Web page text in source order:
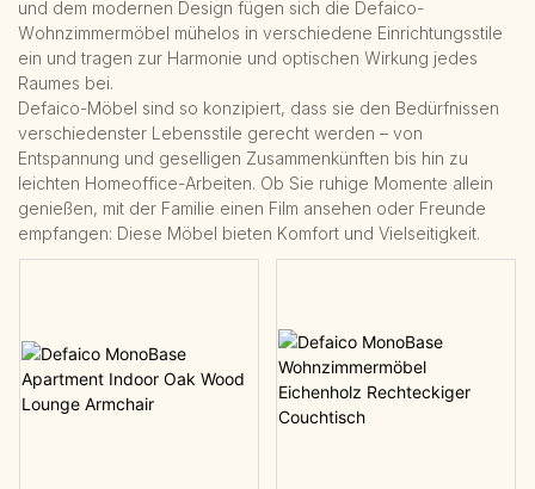
und dem modernen Design fügen sich die Defaico-
Wohnzimmermöbel mühelos in verschiedene Einrichtungsstile
ein und tragen zur Harmonie und optischen Wirkung jedes
Raumes bei.
Defaico-Möbel sind so konzipiert, dass sie den Bedürfnissen
verschiedenster Lebensstile gerecht werden – von
Entspannung und geselligen Zusammenkünften bis hin zu
leichten Homeoffice-Arbeiten. Ob Sie ruhige Momente allein
genießen, mit der Familie einen Film ansehen oder Freunde
empfangen: Diese Möbel bieten Komfort und Vielseitigkeit.